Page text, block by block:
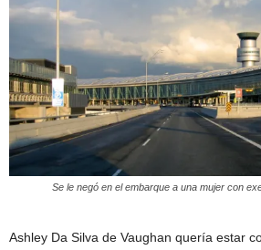
Se le negó en el embarque a una mujer con
Ashley Da Silva de Vaughan quería estar